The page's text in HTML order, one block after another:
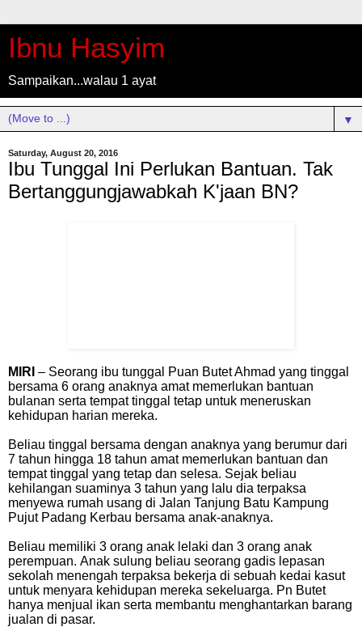
Ibnu Hasyim
Sampaikan...walau 1 ayat
▼
Saturday, August 20, 2016
Ibu Tunggal Ini Perlukan Bantuan. Tak
Bertanggungjawabkah K'jaan BN?
MIRI – Seorang ibu tunggal Puan Butet Ahmad yang tinggal
bersama 6 orang anaknya amat memerlukan bantuan
bulanan serta tempat tinggal tetap untuk meneruskan
kehidupan harian mereka.
Beliau tinggal bersama dengan anaknya yang berumur dari
7 tahun hingga 18 tahun amat memerlukan bantuan dan
tempat tinggal yang tetap dan selesa. Sejak beliau
kehilangan suaminya 3 tahun yang lalu dia terpaksa
menyewa rumah usang di Jalan Tanjung Batu Kampung
Pujut Padang Kerbau bersama anak-anaknya.
Beliau memiliki 3 orang anak lelaki dan 3 orang anak
perempuan. Anak sulung beliau seorang gadis lepasan
sekolah menengah terpaksa bekerja di sebuah kedai kasut
untuk menyara kehidupan mereka sekeluarga. Pn Butet
hanya menjual ikan serta membantu menghantarkan barang
jualan di pasar.